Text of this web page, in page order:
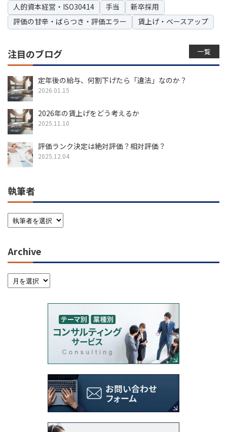
人的資本経営・ISO30414
手当
新卒採用
評価の甘辛・ばらつき・評価エラー
賃上げ・ベースアップ
一覧
注目のブログ
定年後の給与、何割下げたら「違法」なのか？
2026.01.15
2026年の賃上げをどう考えるか
2025.11.10
評価ランク決定は絶対評価？相対評価？
2025.12.04
執筆者
Archive